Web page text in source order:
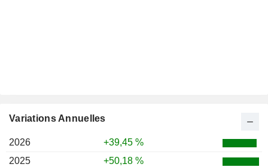
Variations Annuelles
2026
+39,45 %
2025
+50,18 %